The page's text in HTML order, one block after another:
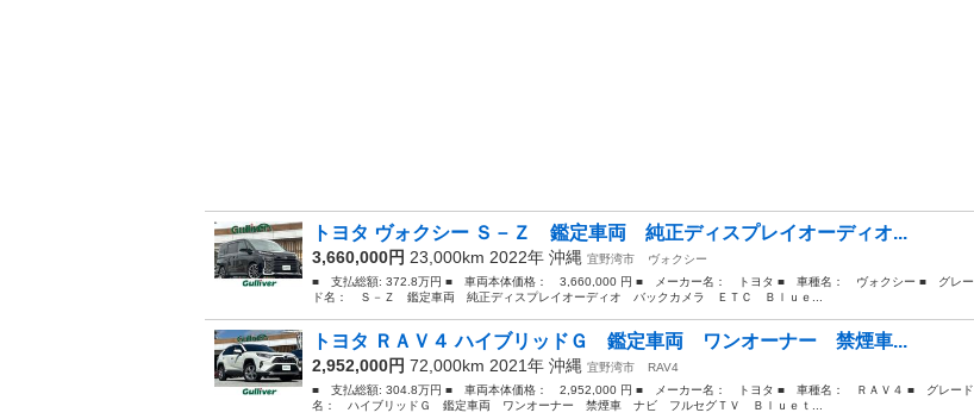
トヨタ ヴォクシー Ｓ－Ｚ 鑑定車両 純正ディスプレイオーディオ...
3,660,000円 23,000km 2022年 沖縄 宜野湾市
ヴォクシー
■ 支払総額: 372.8万円 ■ 車両本体価格： 3,660,000 円 ■ メーカー名： トヨタ ■ 車種名： ヴォクシー ■ グレー
ド名： Ｓ－Ｚ 鑑定車両 純正ディスプレイオーディオ バックカメラ ＥＴＣ Ｂｌｕｅ...
トヨタ ＲＡＶ４ ハイブリッドＧ 鑑定車両 ワンオーナー 禁煙車...
2,952,000円 72,000km 2021年 沖縄 宜野湾市
RAV4
■ 支払総額: 304.8万円 ■ 車両本体価格： 2,952,000 円 ■ メーカー名： トヨタ ■ 車種名： ＲＡＶ４ ■ グレード
名： ハイブリッドＧ 鑑定車両 ワンオーナー 禁煙車 ナビ フルセグＴＶ Ｂｌｕｅｔ...